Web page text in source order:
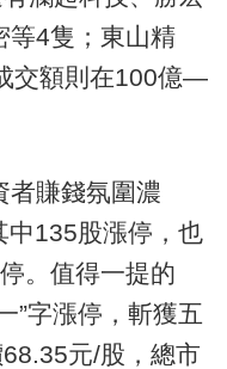
等4隻；東山精
交額則在100億—
賺錢氛圍濃
中135股漲停，也
。值得一提的
”字漲停，斬獲五
元/股，總市